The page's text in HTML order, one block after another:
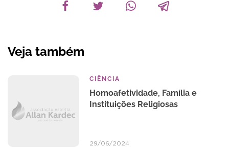
Veja também
CIÊNCIA
Homoafetividade, Família e
Instituições Religiosas
29/06/2024